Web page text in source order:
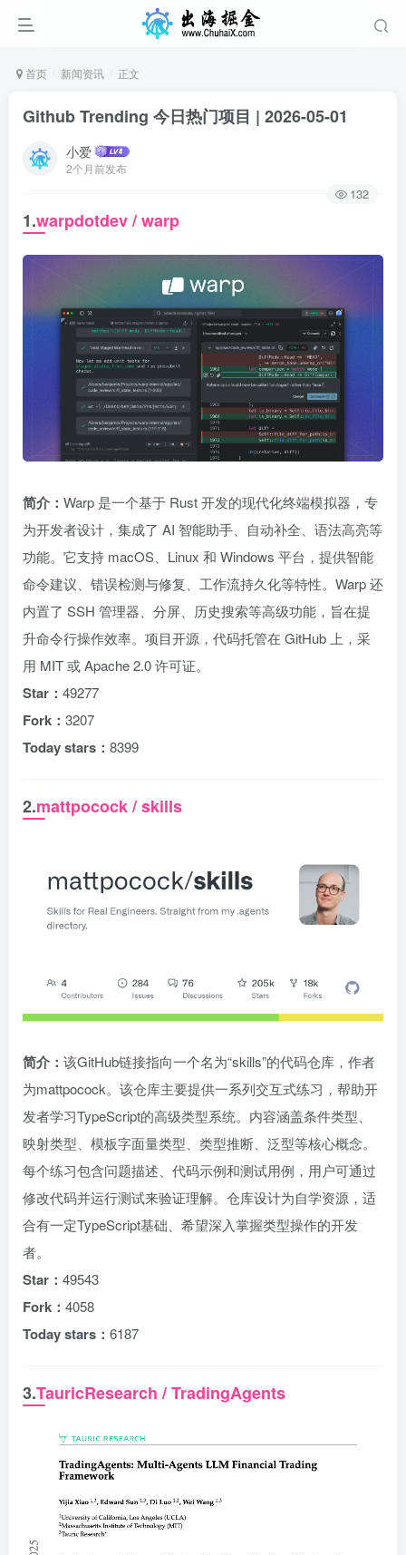
首页 新闻资讯 正文
Github Trending 今日热门项目 | 2026-05-01
小爱
2个月前发布
132
1.warpdotdev / warp
简介： Warp 是一个基于 Rust 开发的现代化终端模拟器，专
为开发者设计，集成了 AI 智能助手、自动补全、语法高亮等
功能。它支持 macOS、Linux 和 Windows 平台，提供智能
命令建议、错误检测与修复、工作流持久化等特性。Warp 还
内置了 SSH 管理器、分屏、历史搜索等高级功能，旨在提
升命令行操作效率。项目开源，代码托管在 GitHub 上，采
用 MIT 或 Apache 2.0 许可证。
Star： 49277
Fork： 3207
Today stars： 8399
2.mattpocock / skills
简介： 该GitHub链接指向一个名为“skills”的代码仓库，作者
为mattpocock。该仓库主要提供一系列交互式练习，帮助开
发者学习TypeScript的高级类型系统。内容涵盖条件类型、
映射类型、模板字面量类型、类型推断、泛型等核心概念。
每个练习包含问题描述、代码示例和测试用例，用户可通过
修改代码并运行测试来验证理解。仓库设计为自学资源，适
合有一定TypeScript基础、希望深入掌握类型操作的开发
者。
Star： 49543
Fork： 4058
Today stars： 6187
3.TauricResearch / TradingAgents